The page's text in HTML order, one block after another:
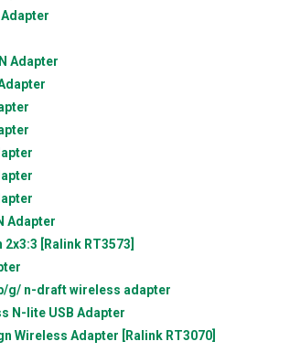
Adapter
Adapter
Adapter
2x3:3 [Ralink RT3573]
g/ n-draft wireless adapter
N-lite USB Adapter
Wireless Adapter [Ralink RT3070]